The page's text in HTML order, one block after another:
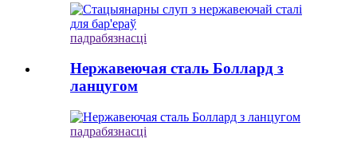
падрабязнасці
Нержавеючая сталь Боллард з
ланцугом
падрабязнасці